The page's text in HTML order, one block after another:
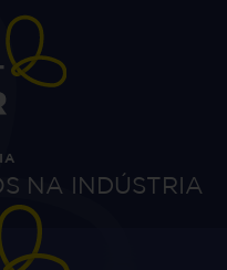
NA INDÚSTRIA